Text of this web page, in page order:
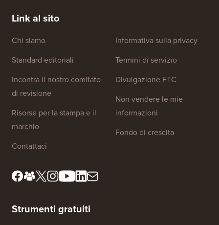
Link al sito
Chi siamo
Standard editoriali
Incontra il nostro comitato
di revisione
Risorse per la stampa e il
marchio
Contattaci
Informativa sulla privacy
Termini di servizio
Divulgazione FTC
Non vendere le mie
informazioni
Fondo di crescita
Strumenti gratuiti